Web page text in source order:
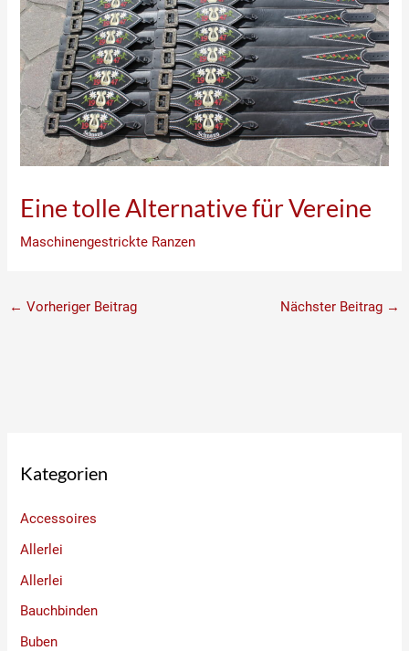
Eine tolle Alternative für Vereine
Maschinengestrickte Ranzen
← Vorheriger Beitrag Nächster Beitrag →
Kategorien
Accessoires
Allerlei
Allerlei
Bauchbinden
Buben